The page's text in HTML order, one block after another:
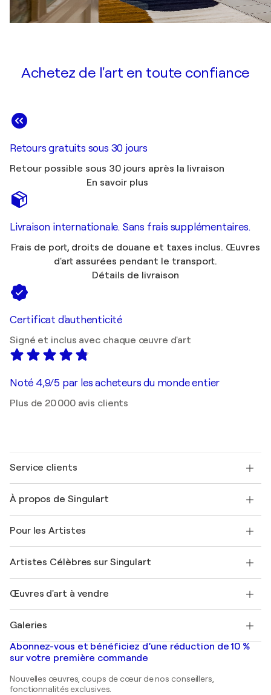
Achetez de l'art en toute confiance
Retours gratuits sous 30 jours
Retour possible sous 30 jours après la livraison
En savoir plus
Livraison internationale. Sans frais supplémentaires.
Frais de port, droits de douane et taxes inclus. Œuvres
d'art assurées pendant le transport.
Détails de livraison
Certificat d'authenticité
Signé et inclus avec chaque œuvre d'art
Noté 4,9/5 par les acheteurs du monde entier
Plus de 20 000 avis clients
Service clients
Expédition
Offrir une carte cadeau
Rejoignez notre programme commercial
Mon compte
+33 1 76 44 06 42
À propos de Singulart
FAQ
Magazine Singulart
Emplois
Découvrez une sélection d'art original
Pour les Artistes
Se connecter en tant qu'Artiste
Artistes Célèbres sur Singulart
Marc Chagall
Banksy
Mr. Brainwash
Shepard Fairey
Œuvres d'art à vendre
Tableaux abstraits à vendre
Peintures de paysage
Estampes
Peintures acryliques
Galeries
Galeries d'art en France
Galeries d'art en Belgique
Abonnez-vous et bénéficiez d’une réduction de 10 %
sur votre première commande
Nouvelles œuvres, coups de cœur de nos conseillers,
fonctionnalités exclusives.